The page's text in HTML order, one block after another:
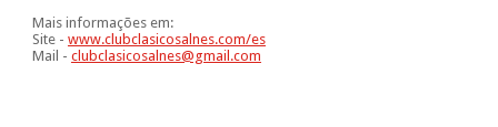
Mais informações em:
Site - www.clubclasicosalnes.com/es
Mail - clubclasicosalnes@gmail.com